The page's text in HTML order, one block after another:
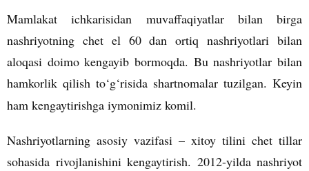
Mamlakat ichkarisidan muvaffaqiyatlar bilan birga
nashriyotning chet el 60 dan ortiq nashriyotlari bilan
aloqasi doimo kengayib bormoqda. Bu nashriyotlar bilan
hamkorlik qilish to‘g‘risida shartnomalar tuzilgan. Keyin
ham kengaytirishga iymonimiz komil.
Nashriyotlarning asosiy vazifasi – xitoy tilini chet tillar
sohasida rivojlanishini kengaytirish. 2012-yilda nashriyot